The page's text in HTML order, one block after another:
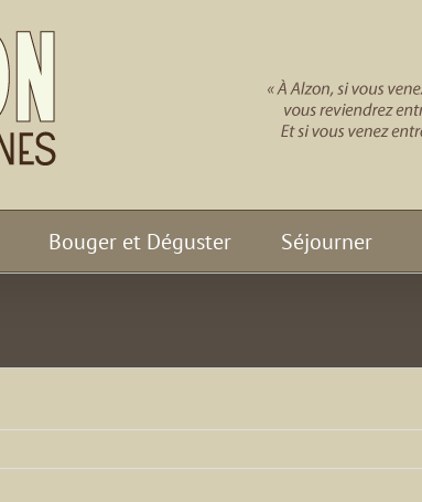
Bouger et Déguster Séjourner